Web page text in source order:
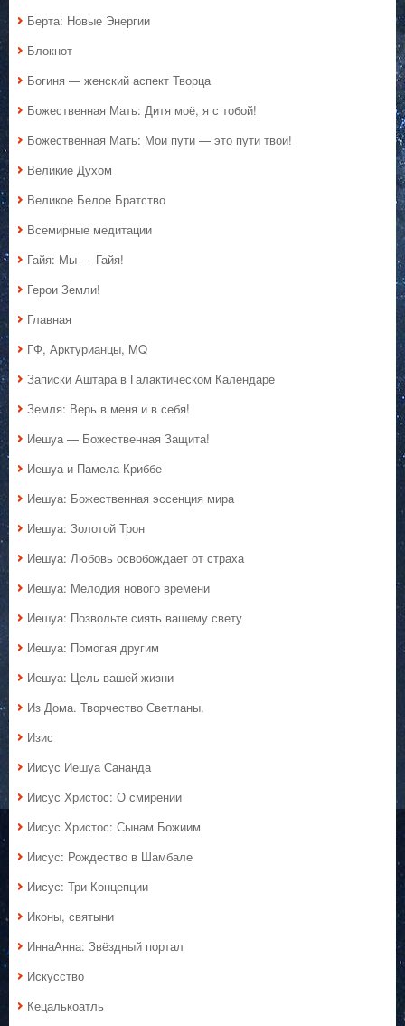
Берта: Новые Энергии
Блокнот
Богиня — женский аспект Творца
Божественная Мать: Дитя моё, я с тобой!
Божественная Мать: Мои пути — это пути твои!
Великие Духом
Великое Белое Братство
Всемирные медитации
Гайя: Мы — Гайя!
Герои Земли!
Главная
ГФ, Арктурианцы, MQ
Записки Аштара в Галактическом Календаре
Земля: Верь в меня и в себя!
Иешуа — Божественная Защита!
Иешуа и Памела Криббе
Иешуа: Божественная эссенция мира
Иешуа: Золотой Трон
Иешуа: Любовь освобождает от страха
Иешуа: Мелодия нового времени
Иешуа: Позвольте сиять вашему свету
Иешуа: Помогая другим
Иешуа: Цель вашей жизни
Из Дома. Творчество Светланы.
Изис
Иисус Иешуа Сананда
Иисус Христос: О смирении
Иисус Христос: Сынам Божиим
Иисус: Рождество в Шамбале
Иисус: Три Концепции
Иконы, святыни
ИннаАнна: Звёздный портал
Искусство
Кецалькоатль